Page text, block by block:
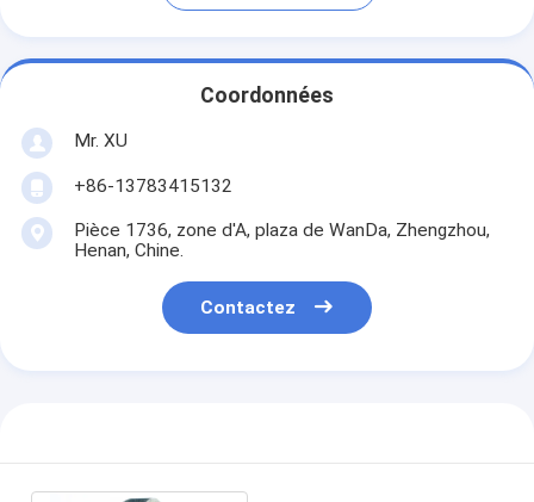
Coordonnées
Mr. XU
+86-13783415132
Pièce 1736, zone d'A, plaza de WanDa, Zhengzhou,
Henan, Chine.
Contactez